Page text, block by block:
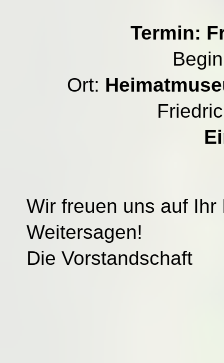
Termin:
Ort:
Wir freuen uns auf
Weitersagen!
Die Vorstandschaft